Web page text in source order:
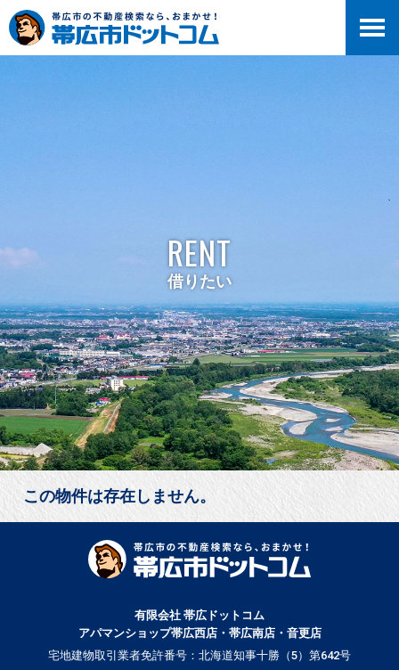
RENT
借りたい
この物件は存在しません。
有限会社 帯広ドットコム
アパマンショップ帯広西店・帯広南店・音更店
宅地建物取引業者免許番号：北海道知事十勝（5）第642号